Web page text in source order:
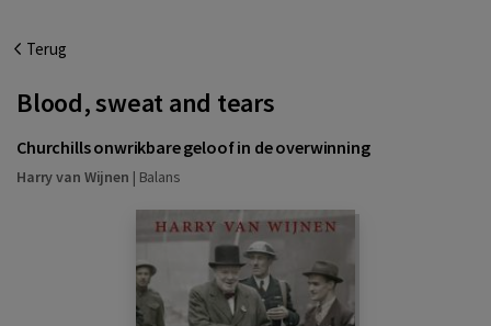
Terug
Blood, sweat and tears
Churchills onwrikbare geloof in de overwinning
Harry van Wijnen | Balans